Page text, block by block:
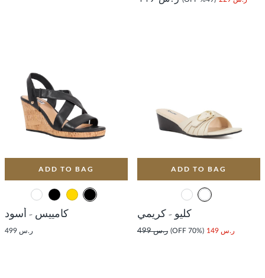
ADD TO BAG
كليو - كريمي
ر.س 149 (70% OFF) ر.س 499
ADD TO BAG
كامييس - أسود
ر.س 499